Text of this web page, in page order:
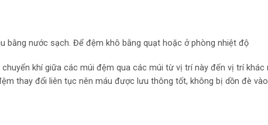
bằng nước sạch. Để đệm khô bằng quạt hoặc ở phòng nhiệt độ
khí giữa các múi đệm qua các múi từ vị trí này đến vị trí khác
thay đổi liên tục nên máu được lưu thông tốt, không bị dồn đè